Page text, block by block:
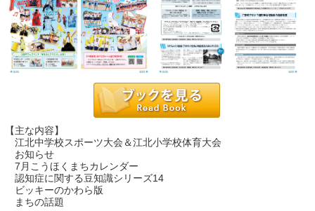
【主な内容】
江北中学校スポーツ大会＆江北小学校体育大会
お知らせ
7月こうほくまちカレンダー
認知症に関する豆知識シリーズ14
ビッキーのかわら版
まちの話題
運営：福博印刷
saga ebooksとは
ご利用ガイド
よくある質問
サイトマップ
お問い合わせ